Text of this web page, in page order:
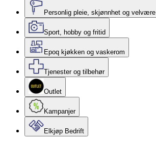
Personlig pleie, skjønnhet og velvære
Sport, hobby og fritid
Epoq kjøkken og vaskerom
Tjenester og tilbehør
Outlet
Kampanjer
Elkjøp Bedrift